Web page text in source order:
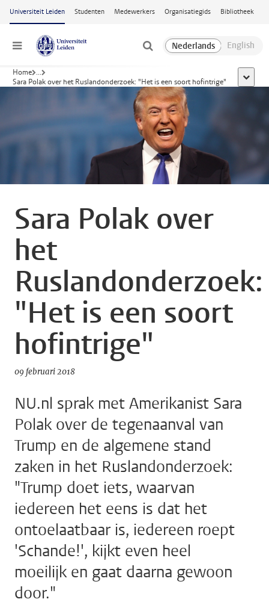
Ga naar hoofdinhoud
Universiteit Leiden Studenten Medewerkers Organisatiegids Bibliotheek
Menu
Home ...
Sara Polak over het Ruslandonderzoek: "Het is een soort hofintrige"
toon
Sara Polak over
het
Ruslandonderzoek:
"Het is een soort
hofintrige"
09 februari 2018
NU.nl sprak met Amerikanist Sara
Polak over de tegenaanval van
Trump en de algemene stand
zaken in het Ruslandonderzoek:
"Trump doet iets, waarvan
iedereen het eens is dat het
ontoelaatbaar is, iedereen roept
'Schande!', kijkt even heel
moeilijk en gaat daarna gewoon
door."